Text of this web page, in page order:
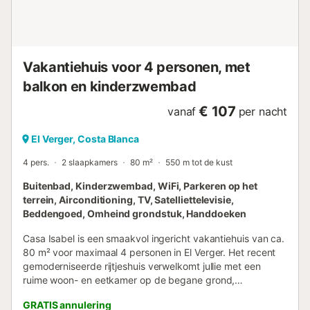
Vakantiehuis voor 4 personen, met
balkon en kinderzwembad
vanaf € 107 per nacht
El Verger, Costa Blanca
4 pers. 2 slaapkamers 80 m² 550 m tot de kust
Buitenbad, Kinderzwembad, WiFi, Parkeren op het
terrein, Airconditioning, TV, Satelliettelevisie,
Beddengoed, Omheind grondstuk, Handdoeken
Casa Isabel is een smaakvol ingericht vakantiehuis van ca.
80 m² voor maximaal 4 personen in El Verger. Het recent
gemoderniseerde rijtjeshuis verwelkomt jullie met een
ruime woon- en eetkamer op de begane grond,
een badkamer. Boven vinden jullie het tweede slaapkamer
GRATIS annulering